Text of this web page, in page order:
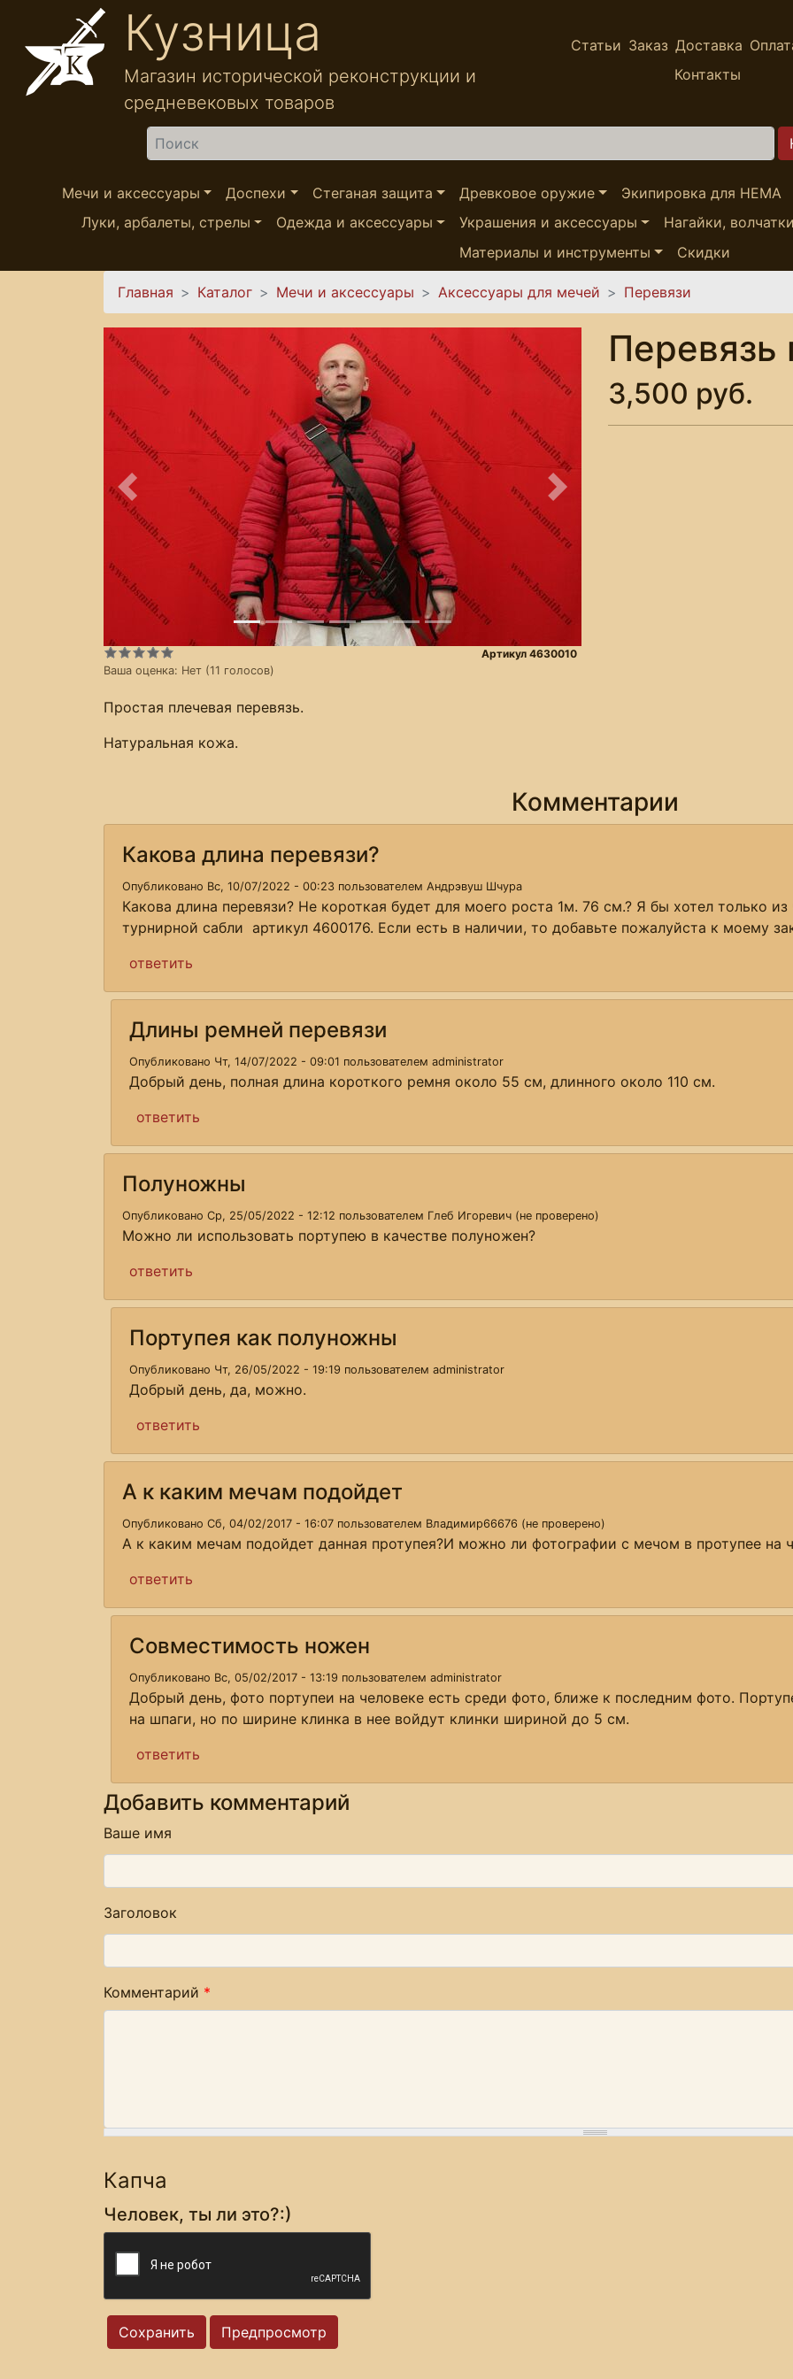
Перейти к основному содержанию
Кузница
Магазин исторической реконструкции и
средневековых товаров
Статьи Заказ Доставка
Контакты
Найти
Мечи и аксессуары Доспехи Стеганая защита Древковое оружие Экипировка для HEMA
Луки, арбалеты, стрелы
Одежда и аксессуары Украшения и аксессуары Нагайки, волчатки
Материалы и инструменты
Скидки
Вы здесь
Главная Каталог Мечи и аксессуары Аксессуары для мечей Перевязи
Предыдущее Следующее
Ваша оценка: Нет (11 голосов)
Артикул 4630010
Перевязь
3,500 руб.
Простая плечевая перевязь.
Натуральная кожа.
Комментарии
Какова длина перевязи?
Опубликовано Вс, 10/07/2022 - 00:23 пользователем Андрэвуш Шчура
Какова длина перевязи? Не короткая будет для моего роста 1м. 76 см.? Я бы хотел только
турнирной сабли артикул 4600176. Если есть в наличии, то добавьте пожалуйста к моему
ответить
Длины ремней перевязи
Опубликовано Чт, 14/07/2022 - 09:01 пользователем administrator
Добрый день, полная длина короткого ремня около 55 см, длинного около 110 см.
ответить
Полуножны
Опубликовано Ср, 25/05/2022 - 12:12 пользователем Глеб Игоревич (не проверено)
Можно ли использовать портупею в качестве полуножен?
ответить
Портупея как полуножны
Опубликовано Чт, 26/05/2022 - 19:19 пользователем administrator
Добрый день, да, можно.
ответить
А к каким мечам подойдет
Опубликовано Сб, 04/02/2017 - 16:07 пользователем Владимир66676 (не проверено)
А к каким мечам подойдет данная протупея?И можно ли фотографии с мечом в протупее на
ответить
Совместимость ножен
Опубликовано Вс, 05/02/2017 - 13:19 пользователем administrator
Добрый день, фото портупеи на человеке есть среди фото, ближе к последним фото.
на шпаги, но по ширине клинка в нее войдут клинки шириной до 5 см.
ответить
Добавить комментарий
Ваше имя
Заголовок
Комментарий *
Капча
Человек, ты ли это?:)